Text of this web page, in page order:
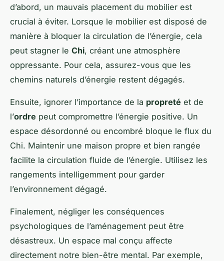
d’abord, un mauvais placement du mobilier est
crucial à éviter. Lorsque le mobilier est disposé de
manière à bloquer la circulation de l’énergie, cela
peut stagner le Chi, créant une atmosphère
oppressante. Pour cela, assurez-vous que les
chemins naturels d’énergie restent dégagés.
Ensuite, ignorer l’importance de la propreté et de
l’ordre peut compromettre l’énergie positive. Un
espace désordonné ou encombré bloque le flux du
Chi. Maintenir une maison propre et bien rangée
facilite la circulation fluide de l’énergie. Utilisez les
rangements intelligemment pour garder
l’environnement dégagé.
Finalement, négliger les conséquences
psychologiques de l’aménagement peut être
désastreux. Un espace mal conçu affecte
directement notre bien-être mental. Par exemple,